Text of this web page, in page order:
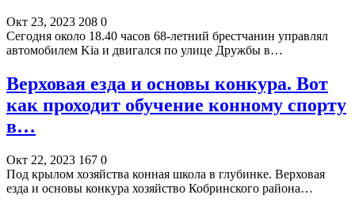
Окт 23, 2023 208 0
Сегодня около 18.40 часов 68-летний брестчанин управлял
автомобилем Kia и двигался по улице Дружбы в…
Верховая езда и основы конкура. Вот
как проходит обучение конному спорту
в…
Окт 22, 2023 167 0
Под крылом хозяйства конная школа в глубинке. Верховая
езда и основы конкура хозяйство Кобринского района…